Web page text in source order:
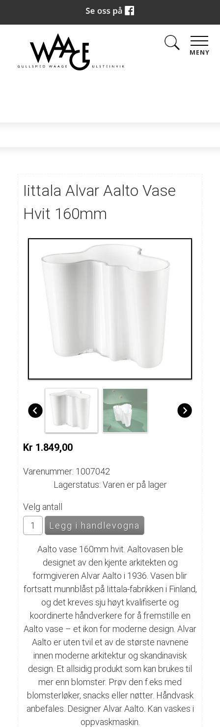
MENY
Iittala Alvar Aalto Vase
Hvit 160mm
Kr 1.849,00
Varenummer: 1007042
Lagerstatus: Varen er på lager
Velg antall
Aalto vase 160mm hvit. Aaltovasen ble
designet av den kjente arkitekten og
formgiveren Alvar Aalto i 1936. Vasen blir
fortsatt munnblåst på Iittala-fabrikken i Finland,
og det kreves sju høyt kvalifiserte og
koordinerte håndverkere for å fremstille en
Aalto vase – et ikon for moderne design. Alvar
Aalto er uten tvil et av de største navnene
innen moderne arkitektur og skandinavisk
design. Et allsidig produkt som kan brukes til
mer enn blomster. Prøv den f.eks med
blomsterløker, snacks eller nøtter. Håndvask
anbefales. Designer Alvar Aalto. Kan vaskes i
oppvaskmaskin.